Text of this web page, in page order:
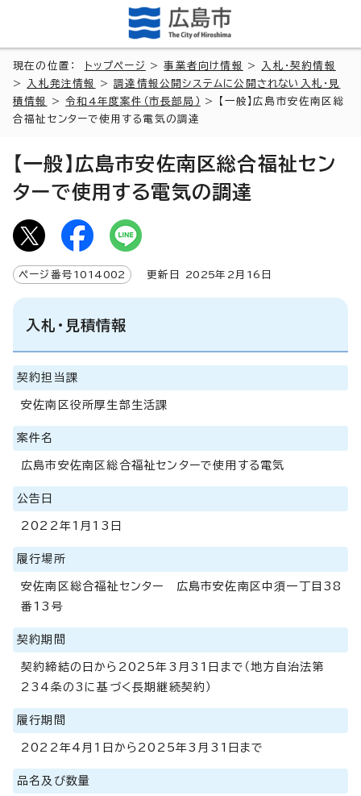
現在の位置： トップページ >事業者向け情報 >
入札・契約情報
>
入札発注情報 >調達情報公開システムに公開されない入札・見
積情報
>令和4年度案件（市長部局）
> 【一般】広島市安佐南区総
合福祉センターで使用する電気の調達
【一般】広島市安佐南区総合福祉セン
ターで使用する電気の調達
ページ番号 1014002 更新日 2025年2月 16 日
入札・見積情報
契約担当課
安佐南区役所厚生部生活課
案件名
広島市安佐南区総合福祉センターで使用する電気
公告日
2022年1月13日
履行場所
安佐南区総合福祉センター 広島市安佐南区中須一丁目38
番13号
契約期間
契約締結の日から2025年3月31日まで（地方自治法第
234条の3に基づく長期継続契約）
履行期間
2022年4月1日から2025年3月31日まで
品名及び数量